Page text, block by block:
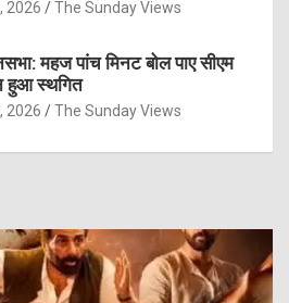
2026 The Sunday Views
महज पांच मिनट बोल पाए सीएम
हुआ स्थगित
2026 The Sunday Views